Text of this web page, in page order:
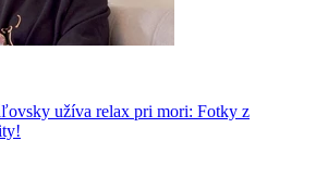
užíva relax pri mori: Fotky z